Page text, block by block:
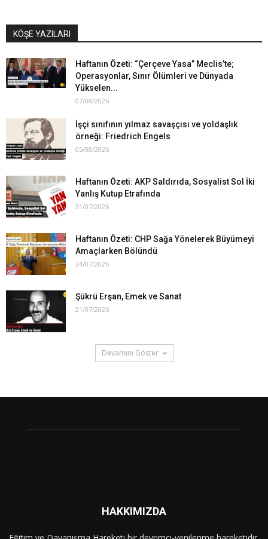
KÖŞE YAZILARI
Haftanın Özeti: “Çerçeve Yasa” Meclis’te;
Operasyonlar, Sınır Ölümleri ve Dünyada
Yükselen...
07/08/2026
İşçi sınıfının yılmaz savaşçısı ve yoldaşlık
örneği: Friedrich Engels
05/08/2026
Haftanın Özeti: AKP Saldırıda, Sosyalist Sol İki
Yanlış Kutup Etrafında
31/07/2026
Haftanın Özeti: CHP Sağa Yönelerek Büyümeyi
Amaçlarken Bölündü
24/07/2026
Şükrü Erşan, Emek ve Sanat
21/07/2026
Devamını Göster
HAKKIMIZDA